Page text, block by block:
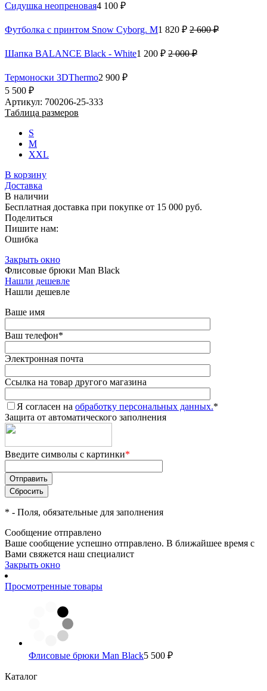
Сидушка неопреновая4 100 ₽
Футболка с принтом Snow Cyborg. M1 820 ₽ 2 600 ₽
Шапка BALANCE Black - White1 200 ₽ 2 000 ₽
Термоноски 3DThermo2 900 ₽
5 500 ₽
Артикул: 700206-25-333
Таблица размеров
S
M
XXL
В корзину
Доставка
В наличии
Бесплатная доставка при покупке от 15 000 руб.
Поделиться
Пишите нам:
Ошибка
Закрыть окно
Флисовые брюки Man Black
Нашли дешевле
Нашли дешевле
Ваше имя
Ваш телефон*
Электронная почта
Ссылка на товар другого магазина
Я согласен на обработку персональных данных.*
Защита от автоматического заполнения
Введите символы с картинки*
* - Поля, обязательные для заполнения
Сообщение отправлено
Ваше сообщение успешно отправлено. В ближайшее время с
Вами свяжется наш специалист
Закрыть окно
Просмотренные товары
Флисовые брюки Man Black5 500 ₽
Каталог